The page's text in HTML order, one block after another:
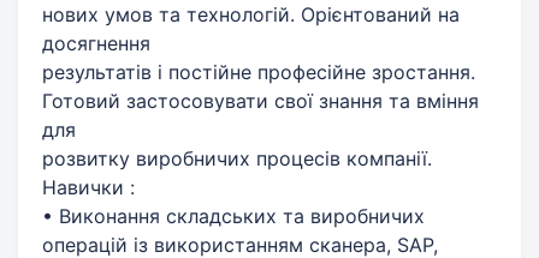
нових умов та технологій. Орієнтований на
досягнення
результатів і постійне професійне зростання.
Готовий застосовувати свої знання та вміння
для
розвитку виробничих процесів компанії.
Навички :
• Виконання складських та виробничих
операцій із використанням сканера, SAP,